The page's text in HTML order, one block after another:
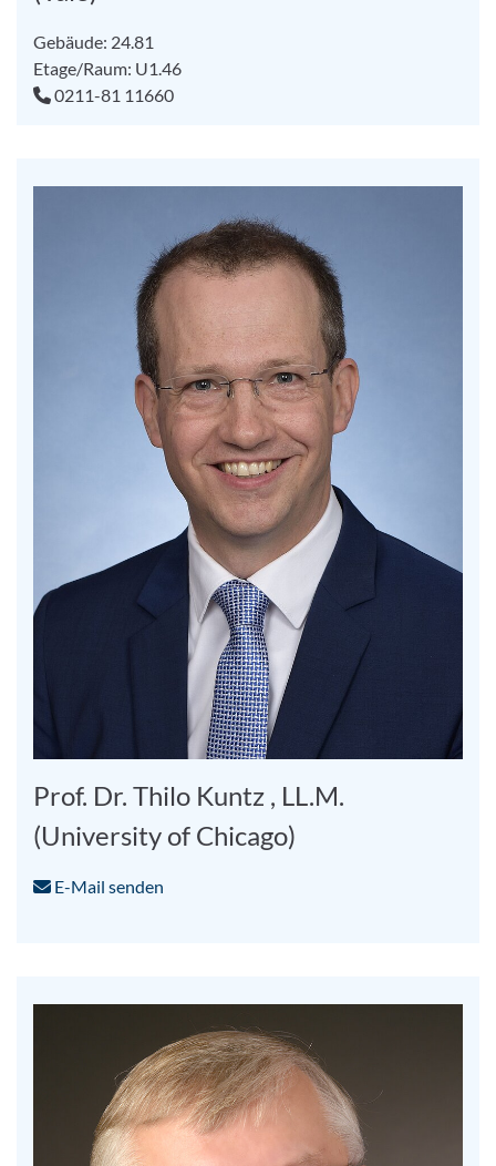
Gebäude: 24.81
Etage/Raum: U1.46
0211-81 11660
Prof. Dr. Thilo Kuntz , LL.M.
(University of Chicago)
E-Mail senden